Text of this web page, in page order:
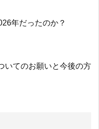
年だったのか？
いてのお願いと今後の方